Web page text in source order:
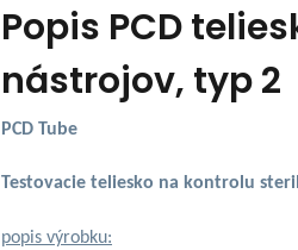
Popis PCD
nástrojov, typ 2
PCD Tube
Testovacie teliesko na kontrolu
popis výrobku: